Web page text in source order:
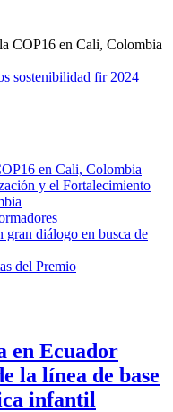
COP16 en Cali, Colombia
sostenibilidad fir 2024
en Cali, Colombia
y el Fortalecimiento
diálogo en busca de
del Premio
en Ecuador
la línea de base
infantil